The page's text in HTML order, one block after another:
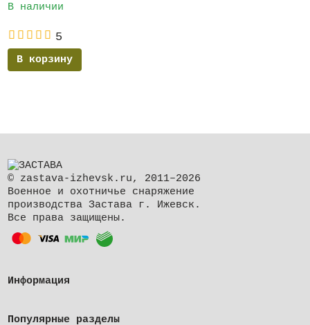
В наличии
5
В корзину
© zastava-izhevsk.ru, 2011–2026
Военное и охотничье снаряжение
производства Застава г. Ижевск.
Все права защищены.
Информация
Популярные разделы